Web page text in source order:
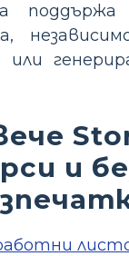
поддържа
или
и